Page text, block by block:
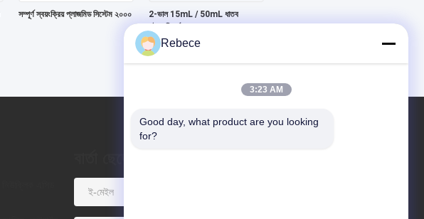
সম্পূর্ণ স্বয়ংক্রিয় প্লাজমিড সিস্টেম ২০০০
2-ভাল 15mL / 50mL ধাতব
Rebece
3:23 AM
Good day, what product are you looking
for?